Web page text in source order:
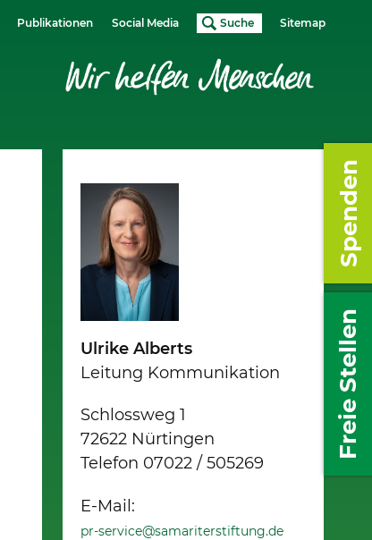
Publikationen Social Media Suche Sitemap
Ulrike Alberts
Leitung Kommunikation
Schlossweg 1
72622 Nürtingen
Telefon 07022 / 505269
E-Mail:
pr-service@samariterstiftung.de
Spenden
Freie Stellen